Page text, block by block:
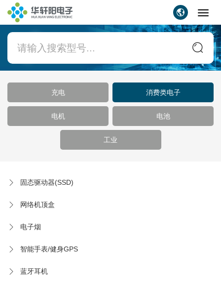
充电 消费类电子
电机 电池
工业
固态驱动器(SSD)
网络机顶盒
电子烟
智能手表/健身GPS
蓝牙耳机